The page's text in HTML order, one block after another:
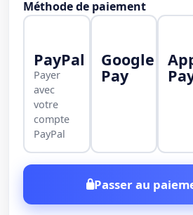
Méthode de paiement
PayPal
Payer
avec
votre
compte
PayPal
Google
Pay
Passer au